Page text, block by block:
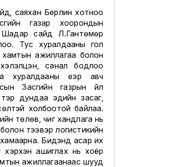
саяхан Берлин хотноо
газар хоорондын
сайд Л.Гантөмөр
Тус хуралдааны гол
ажиллагаа болон
санал бодлоо
хуралдааны үеэр авч
Засгийн газрын үйл
дундаа эдийн засаг,
холбоотой байлаа.
төлөв, чиг хандлага нь
болон тээвэр логистикийн
Бидэнд асар их
ашиглах нь хоёр
ажиллагаанаас шууд